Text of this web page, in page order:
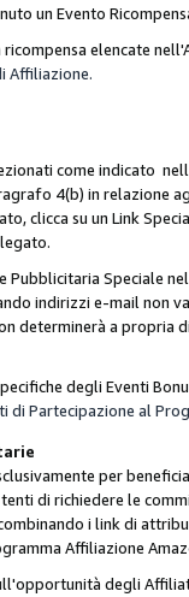
un Evento
elencate
Affiliazione.
come indicato
4(b) in relazione
clicca su un Link
Pubblicitaria Speciale
indirizzi e-mail non
determinerà a propria
degli Eventi
di Partecipazione al
per
di richiedere le
i link di
Affiliazione
degli